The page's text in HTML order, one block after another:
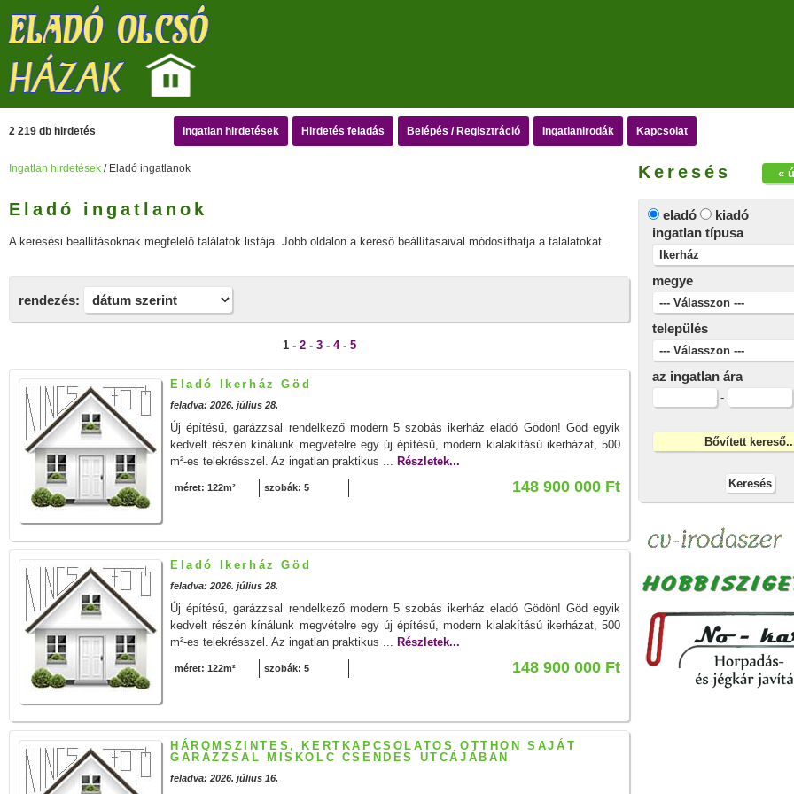
2 219 db hirdetés Ingatlan hirdetések Hirdetés feladás Belépés / Regisztráció Ingatlanirodák Kapcsolat
«
Keresés
eladó
kiadó
ingatlan típusa
megye
település
az ingatlan ára
-
Ingatlan hirdetések / Eladó ingatlanok
Eladó ingatlanok
A keresési beállításoknak megfelelő találatok listája. Jobb oldalon a kereső beállításaival módosíthatja a találatokat.
rendezés:
1 - 2- 3- 4- 5
Eladó Ikerház Göd
feladva: 2026. július 28.
Új építésű, garázzsal rendelkező modern 5 szobás ikerház eladó Gödön! Göd egyik
kedvelt részén kínálunk megvételre egy új építésű, modern kialakítású ikerházat, 500
m²-es telekrésszel. Az ingatlan praktikus ... Részletek...
méret: 122m² szobák: 5 148 900 000 Ft
Eladó Ikerház Göd
feladva: 2026. július 28.
Új építésű, garázzsal rendelkező modern 5 szobás ikerház eladó Gödön! Göd egyik
kedvelt részén kínálunk megvételre egy új építésű, modern kialakítású ikerházat, 500
m²-es telekrésszel. Az ingatlan praktikus ... Részletek...
méret: 122m² szobák: 5 148 900 000 Ft
HÁROMSZINTES, KERTKAPCSOLATOS OTTHON SAJÁT
GARÁZZSAL MISKOLC CSENDES UTCÁJÁBAN
feladva: 2026. július 16.